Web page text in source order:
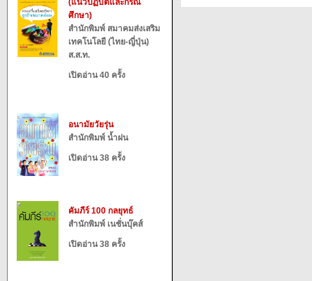
(แนวปฏิบัติและกรณี
ศึกษา)
สำนักพิมพ์ สมาคมส่งเสริม
เทคโนโลยี (ไทย-ญี่ปุ่น)
ส.ส.ท.
เปิดอ่าน 40 ครั้ง
อนามัยวัยรุ่น
สำนักพิมพ์ น้ำฝน
เปิดอ่าน 38 ครั้ง
คัมภีร์ 100 กลยุทธ์
สำนักพิมพ์ เนชั่นบุ๊คส์
เปิดอ่าน 38 ครั้ง